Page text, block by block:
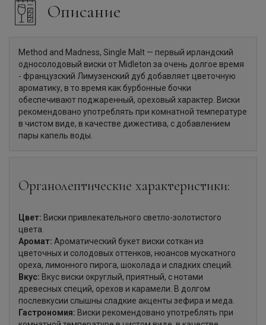
Описание
Method and Madness, Single Malt — первый ирландский
односолодовый виски от Midleton за очень долгое время
- французский Лимузенский дуб добавляет цветочную
ароматику, в то время как бурбонные бочки
обеспечивают поджаренный, ореховый характер. Виски
рекомендовано употреблять при комнатной температуре
в чистом виде, в качестве дижестива, с добавлением
пары капель воды.
Органолептические характеристики:
Цвет: Виски привлекательного светло-золотистого
цвета.
Аромат: Ароматический букет виски соткан из
цветочных и солодовых оттенков, нюансов мускатного
ореха, лимонного пирога, шоколада и сладких специй.
Вкус: Вкус виски округлый, приятный, с нотами
древесных специй, орехов и карамели. В долгом
послевкусии слышны сладкие акценты зефира и меда.
Гастрономия: Виски рекомендовано употреблять при